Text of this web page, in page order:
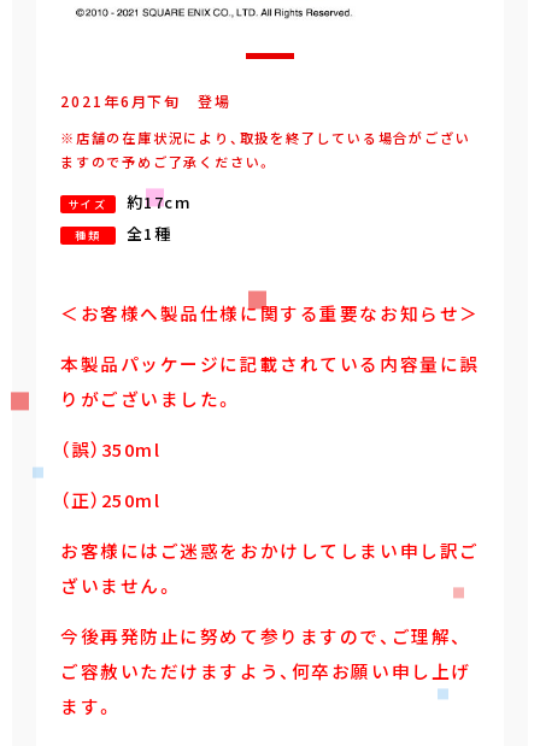
2021年6 月下旬 登場
※店舗の在庫状況により、取扱を終了している場合がござい
ますので予めご了承ください。
サイズ 約17cm
種類 全1種
＜お客様へ製品仕様に関する重要なお知らせ＞
本製品パッケージに記載されている内容量に誤
りがございました。
（誤）350ml
（正）250ml
お客様にはご迷惑をおかけしてしまい申し訳ご
ざいません。
今後再発防止に努めて参りますので、ご理解、
ご容赦いただけますよう、何卒お願い申し上げ
ます。